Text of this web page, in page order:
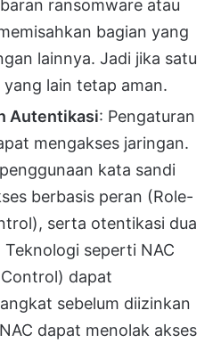
ransomware atau
bagian yang
lainnya. Jadi jika satu
lain tetap aman.
Autentikasi: Pengaturan
mengakses jaringan.
kata sandi
berbasis peran (Role-
serta otentikasi dua
seperti NAC
dapat
sebelum diizinkan
dapat menolak akses